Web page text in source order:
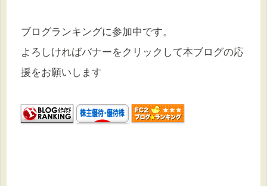
よろしければバナーをクリックして本ブログの応
援をお願いします